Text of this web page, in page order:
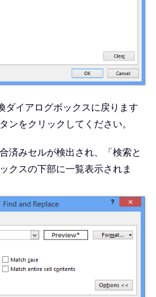
ダイアログボックスに戻ります
ンをクリックしてください。
済みセルが検出され、「検索と
クスの下部に一覧表示されま